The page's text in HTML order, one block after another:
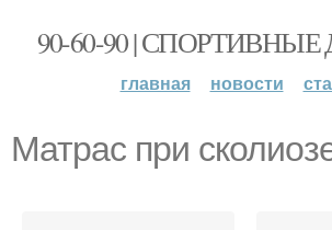
90-60-90 |
главная новости
Матрас при